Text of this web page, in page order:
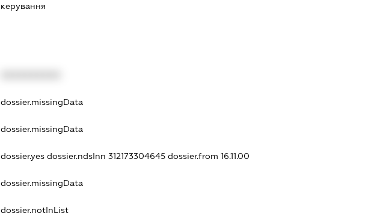
керування
dossier.missingData
dossier.missingData
dossier.yesdossier.ndsInn 312173304645dossier.from 16.11.00
dossier.missingData
dossier.notInList